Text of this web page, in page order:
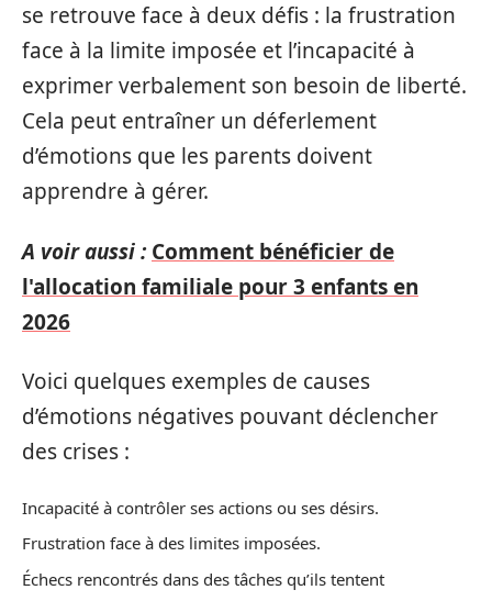
se retrouve face à deux défis : la frustration
face à la limite imposée et l’incapacité à
exprimer verbalement son besoin de liberté.
Cela peut entraîner un déferlement
d’émotions que les parents doivent
apprendre à gérer.
A voir aussi : Comment bénéficier de
l'allocation familiale pour 3 enfants en
2026
Voici quelques exemples de causes
d’émotions négatives pouvant déclencher
des crises :
Incapacité à contrôler ses actions ou ses désirs.
Frustration face à des limites imposées.
Échecs rencontrés dans des tâches qu’ils tentent